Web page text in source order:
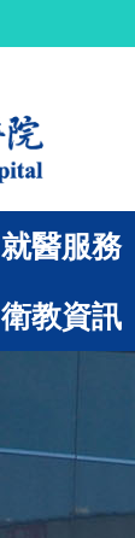
就醫服務
衛教資訊